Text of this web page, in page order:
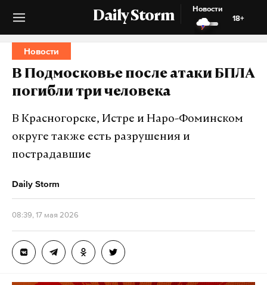
Daily Storm
Новости
18+
Новости
В Подмосковье после атаки БПЛА
погибли три человека
В Красногорске, Истре и Наро-Фоминском
округе также есть разрушения и
пострадавшие
Daily Storm
08:39, 17 мая 2026